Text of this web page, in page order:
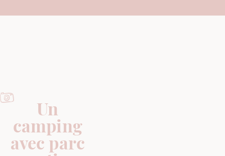
Un
camping
avec parc